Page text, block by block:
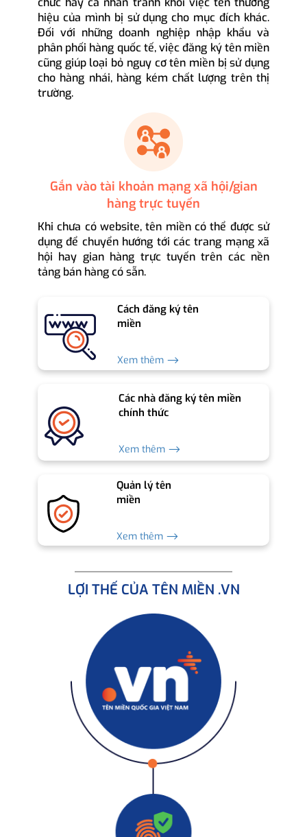
hiệu của mình bị sử dụng cho mục đích khác.
Đối với những doanh nghiệp nhập khẩu và
phân phối hàng quốc tế, việc đăng ký tên miền
cũng giúp loại bỏ nguy cơ tên miền bị sử dụng
cho hàng nhái, hàng kém chất lượng trên thị
trường.
Gắn vào tài khoản mạng xã hội/gian
hàng trực tuyến
Khi chưa có website, tên miền có thể được sử
dụng để chuyển hướng tới các trang mạng xã
hội hay gian hàng trực tuyến trên các nền
tảng bán hàng có sẵn.
Cách đăng ký tên
miền
Xem thêm ⟶
Các nhà đăng ký tên miền
chính thức
Xem thêm ⟶
Quản lý tên
miền
Xem thêm ⟶
LỢI THẾ CỦA TÊN MIỀN .VN